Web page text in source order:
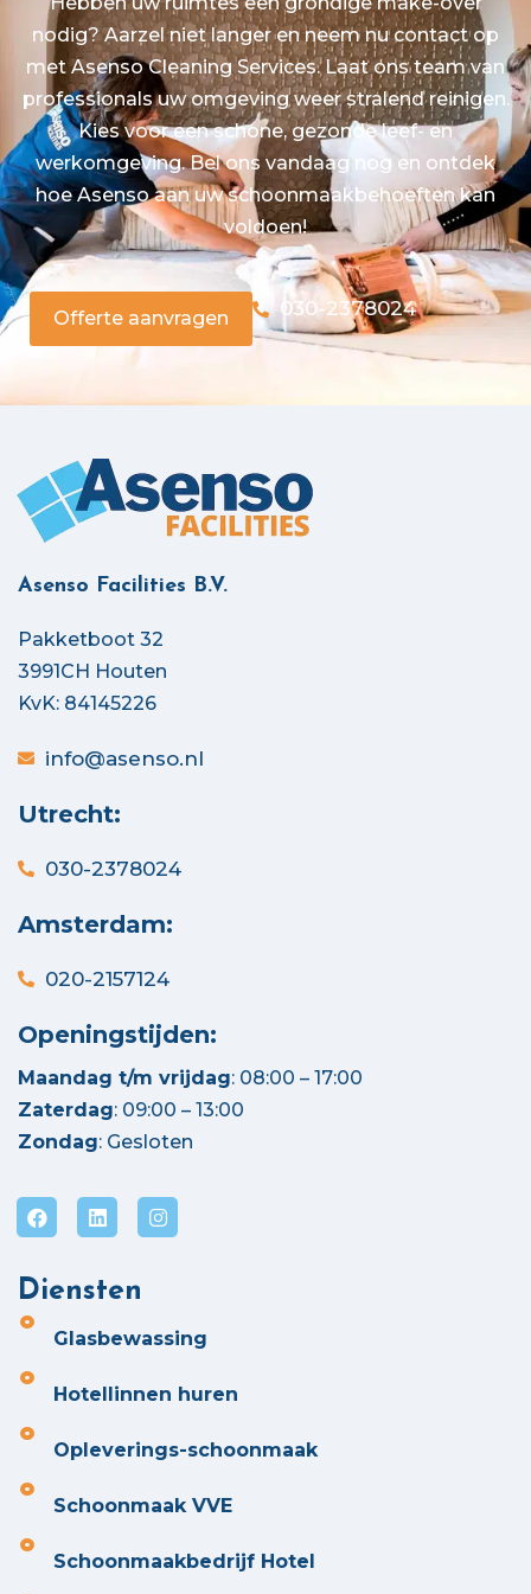
nodig? Aarzel niet langer en neem nu contact op
met Asenso Cleaning Services. Laat ons team van
professionals uw omgeving weer stralend reinigen.
Kies voor een schone, gezonde leef- en
werkomgeving. Bel ons vandaag nog en ontdek
hoe Asenso aan uw schoonmaakbehoeften kan
voldoen!
Offerte aanvragen 030-2378024
Asenso Facilities B.V.
Pakketboot 32
3991CH Houten
KvK: 84145226
info@asenso.nl
Utrecht:
030-2378024
Amsterdam:
020-2157124
Openingstijden:
Maandag t/m vrijdag: 08:00 – 17:00
Zaterdag: 09:00 – 13:00
Zondag: Gesloten
Diensten
Glasbewassing
Hotellinnen huren
Opleverings-schoonmaak
Schoonmaak VVE
Schoonmaakbedrijf Hotel